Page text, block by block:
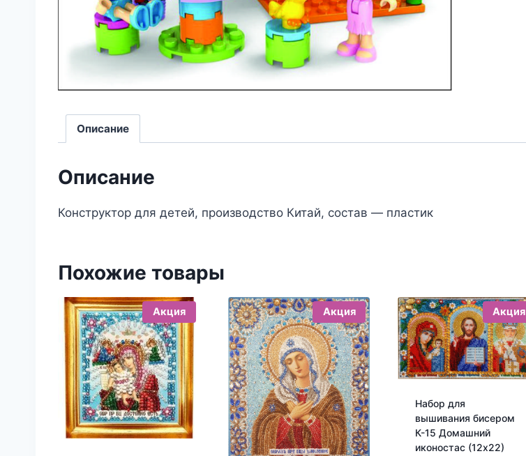
Описание
Описание
Конструктор для детей, производство Китай, состав — пластик
Похожие товары
Акция Акция Акция
Набор для
вышивания бисером
К-15 Домашний
иконостас (12х22)